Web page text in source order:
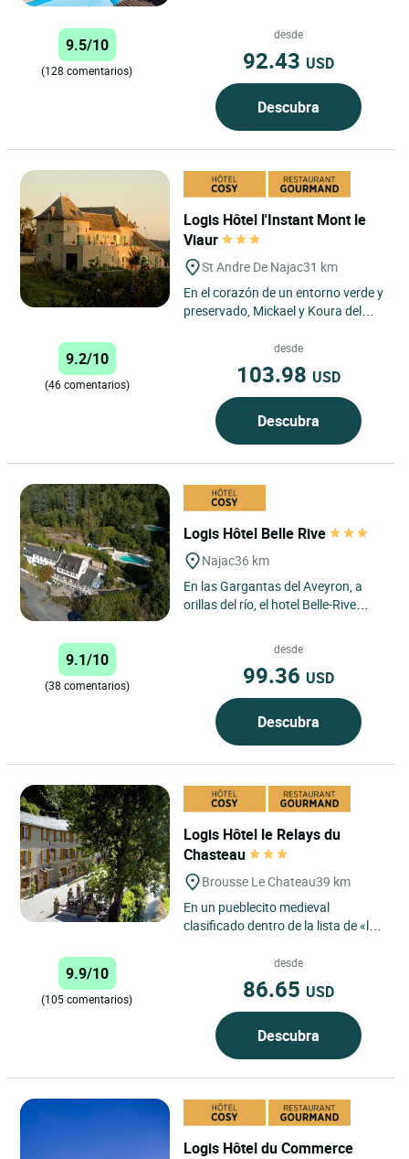
Pont ha ido pasando de padres...
9.5/10
(128 comentarios)
desde
92.43 USD
Descubra
Logis Hôtel l'Instant Mont le
Viaur
St Andre De Najac31 km
En el corazón de un entorno verde y
preservado, Mickael y Koura del
9.2/10
(46 comentarios)
desde
103.98 USD
Descubra
Logis Hôtel Belle Rive
Najac36 km
En las Gargantas del Aveyron, a
orillas del río, el hotel Belle-Rive
A 2km del pueblo,...
9.1/10
(38 comentarios)
desde
99.36 USD
Descubra
Logis Hôtel le Relays du
Chasteau
Brousse Le Chateau39 km
En un pueblecito medieval
clasificado dentro de la lista de «los
("plus beaux villages...
9.9/10
(105 comentarios)
desde
86.65 USD
Descubra
Logis Hôtel du Commerce